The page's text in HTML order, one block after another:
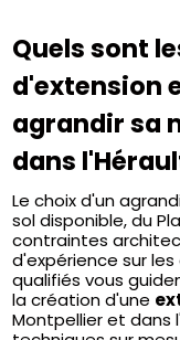
Quels sont
d'extension
agrandir sa
dans
Le choix d'un
sol disponible, du
contraintes
d'expérience sur
qualifiés vous
la création d'une
Montpellier et dans